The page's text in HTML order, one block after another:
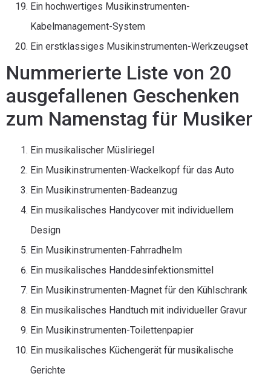
Ein hochwertiges Musikinstrumenten-
Kabelmanagement-System
Ein erstklassiges Musikinstrumenten-Werkzeugset
Nummerierte Liste von 20
ausgefallenen Geschenken
zum Namenstag für Musiker
Ein musikalischer Müsliriegel
Ein Musikinstrumenten-Wackelkopf für das Auto
Ein Musikinstrumenten-Badeanzug
Ein musikalisches Handycover mit individuellem
Design
Ein Musikinstrumenten-Fahrradhelm
Ein musikalisches Handdesinfektionsmittel
Ein Musikinstrumenten-Magnet für den Kühlschrank
Ein musikalisches Handtuch mit individueller Gravur
Ein Musikinstrumenten-Toilettenpapier
Ein musikalisches Küchengerät für musikalische
Gerichte